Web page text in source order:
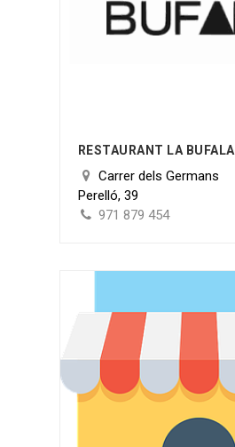
RESTAURANT LA BUFALA
Carrer dels Germans
Perelló, 39
971 879 454